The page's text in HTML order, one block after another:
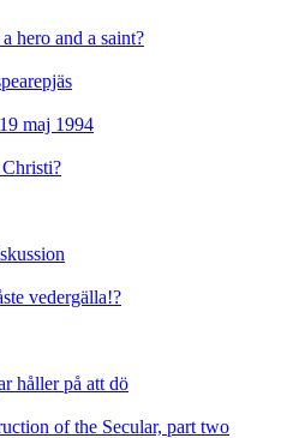
hero and a saint?
maj 1994
vedergälla!?
håller på att dö
of the Secular, part two